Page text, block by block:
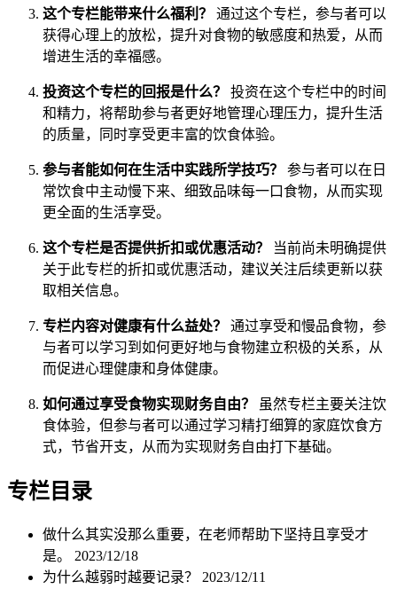
这个专栏能带来什么福利？
通过这个专栏，参与者可以
获得心理上的放松，提升对食物的敏感度和热爱，从而
增进生活的幸福感。
投资这个专栏的回报是什么？
投资在这个专栏中的时间
和精力，将帮助参与者更好地管理心理压力，提升生活
的质量，同时享受更丰富的饮食体验。
参与者能如何在生活中实践所学技巧？
参与者可以在日
常饮食中主动慢下来、细致品味每一口食物，从而实现
更全面的生活享受。
这个专栏是否提供折扣或优惠活动？
当前尚未明确提供
关于此专栏的折扣或优惠活动，建议关注后续更新以获
取相关信息。
专栏内容对健康有什么益处？
通过享受和慢品食物，参
与者可以学习到如何更好地与食物建立积极的关系，从
而促进心理健康和身体健康。
如何通过享受食物实现财务自由？
虽然专栏主要关注饮
食体验，但参与者可以通过学习精打细算的家庭饮食方
式，节省开支，从而为实现财务自由打下基础。
专栏目录
做什么其实没那么重要，在老师帮助下坚持且享受才
是。 2023/12/18
为什么越弱时越要记录？ 2023/12/11